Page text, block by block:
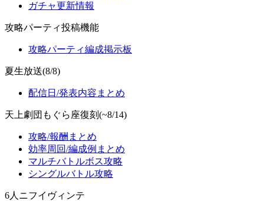
ガチャ更新情報
攻略パーティ投稿機能
攻略パーティ編成掲示板
夏生放送(8/8)
配信日/発表内容まとめ
天上劇団もぐら座復刻(~8/14)
攻略/報酬まとめ
効率周回/編成例まとめ
マルチバトルボス攻略
シングルバトル攻略
6人ニフイヴィンテ